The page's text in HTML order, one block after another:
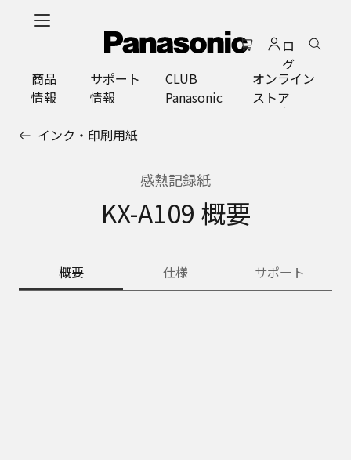
ロ
グ
イ
ン
商品
情報
サポート
情報
CLUB
Panasonic
オンライン
ストア
インク・印刷用紙
感熱記録紙
KX-A109 概要
概要 仕様 サポート